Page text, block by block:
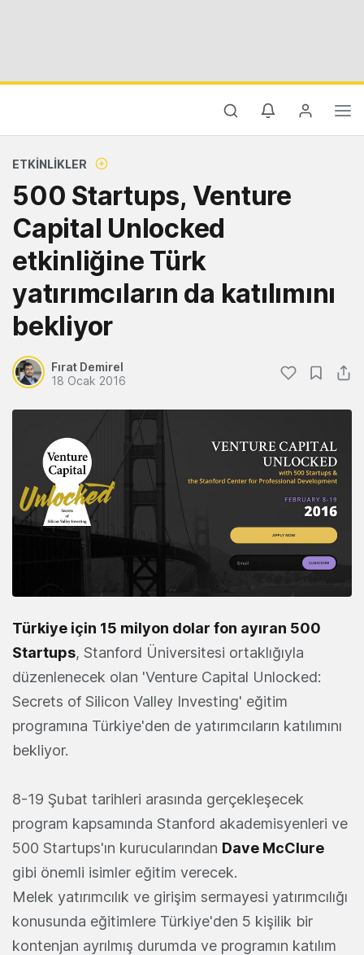
ETKINLIKLER
500 Startups, Venture
Capital Unlocked
etkinliğine Türk
yatırımcıların da katılımını
bekliyor
Fırat Demirel
18 Ocak 2016
Türkiye için 15 milyon dolar fon ayıran 500
Startups, Stanford Üniversitesi ortaklığıyla
düzenlenecek olan 'Venture Capital Unlocked:
Secrets of Silicon Valley Investing' eğitim
programına Türkiye'den de yatırımcıların katılımını
bekliyor.
8-19 Şubat tarihleri arasında gerçekleşecek
program kapsamında Stanford akademisyenleri ve
500 Startups'ın kurucularından Dave McClure
gibi önemli isimler eğitim verecek.
Melek yatırımcılık ve girişim sermayesi yatırımcılığı
konusunda eğitimlere Türkiye'den 5 kişilik bir
kontenjan ayrılmış durumda ve programın katılım